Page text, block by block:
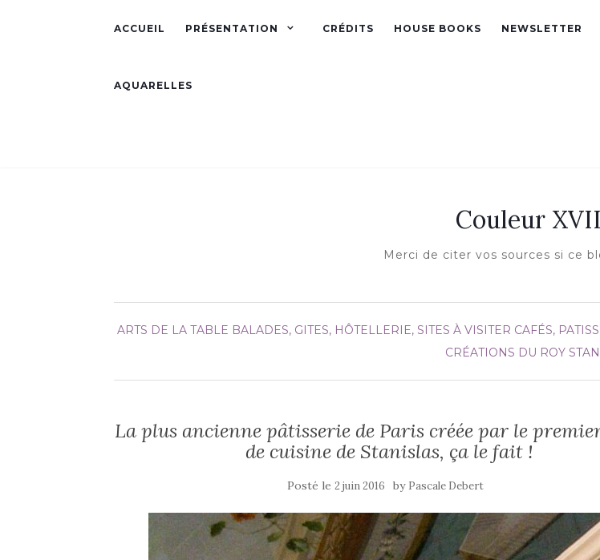
ACCUEIL PRÉSENTATION CRÉDITS HOUSE BOOKS NEWSLETTER
AQUARELLES
Couleur
Merci de citer vos sources si ce
ARTS DE LA TABLE BALADES, GITES, HÔTELLERIE, SITES À VISITER CAFÉS,
CRÉATIONS DU ROY
La plus ancienne pâtisserie de Paris créée par le
de cuisine de Stanislas, ça le fait !
Posté le 2 juin 2016 by Pascale Debert